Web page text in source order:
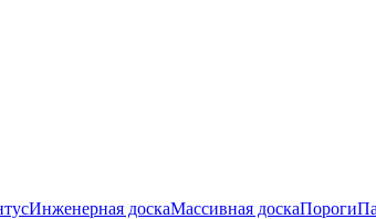
Инженерная доскаМассивная доскаПороги